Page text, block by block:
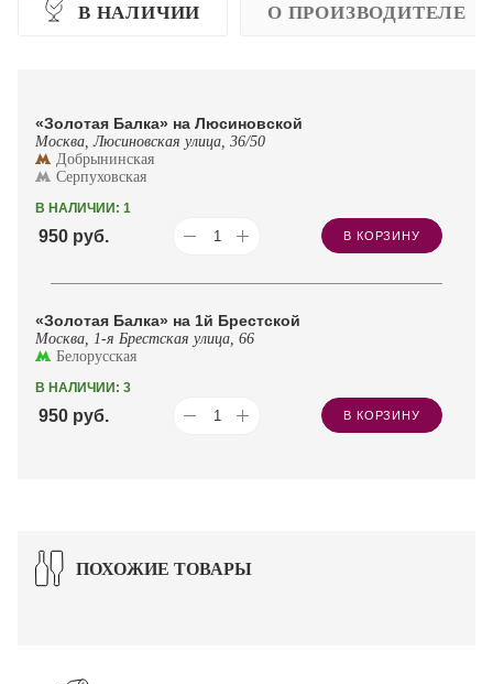
В НАЛИЧИИ О ПРОИЗВОДИТЕЛЕ
«Золотая Балка» на Люсиновской
Москва, Люсиновская улица, 36/50
Добрынинская
Серпуховская
В НАЛИЧИИ: 1
950 руб. В КОРЗИНУ
«Золотая Балка» на 1й Брестской
Москва, 1-я Брестская улица, 66
Белорусская
В НАЛИЧИИ: 3
950 руб. В КОРЗИНУ
ПОХОЖИЕ ТОВАРЫ